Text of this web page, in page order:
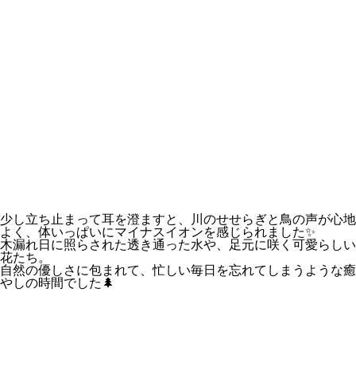
少し立ち止まって耳を澄ますと、川のせせらぎと鳥の声が心地
よく、体いっぱいにマイナスイオンを感じられました✨
木漏れ日に照らされた透き通った水や、足元に咲く可愛らしい
花たち。
自然の優しさに包まれて、忙しい毎日を忘れてしまうような癒
やしの時間でした🌲